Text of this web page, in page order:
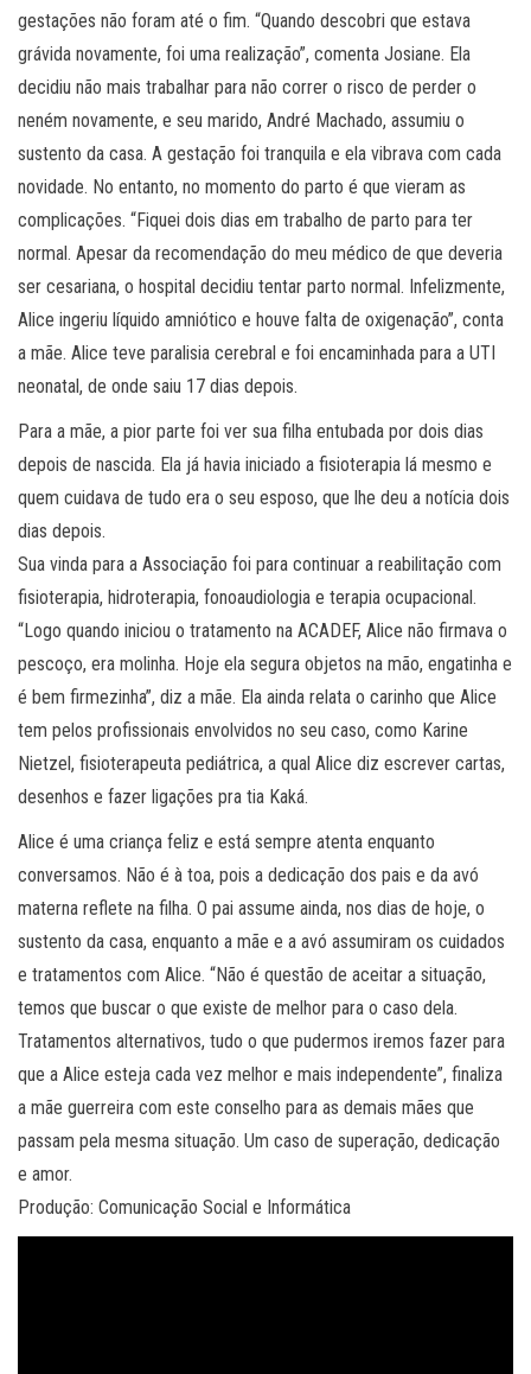
gestações não foram até o fim. “Quando descobri que estava
grávida novamente, foi uma realização”, comenta Josiane. Ela
decidiu não mais trabalhar para não correr o risco de perder o
neném novamente, e seu marido, André Machado, assumiu o
sustento da casa. A gestação foi tranquila e ela vibrava com cada
novidade. No entanto, no momento do parto é que vieram as
complicações. “Fiquei dois dias em trabalho de parto para ter
normal. Apesar da recomendação do meu médico de que deveria
ser cesariana, o hospital decidiu tentar parto normal. Infelizmente,
Alice ingeriu líquido amniótico e houve falta de oxigenação”, conta
a mãe. Alice teve paralisia cerebral e foi encaminhada para a UTI
neonatal, de onde saiu 17 dias depois.
Para a mãe, a pior parte foi ver sua filha entubada por dois dias
depois de nascida. Ela já havia iniciado a fisioterapia lá mesmo e
quem cuidava de tudo era o seu esposo, que lhe deu a notícia dois
dias depois.
Sua vinda para a Associação foi para continuar a reabilitação com
fisioterapia, hidroterapia, fonoaudiologia e terapia ocupacional.
“Logo quando iniciou o tratamento na ACADEF, Alice não firmava o
pescoço, era molinha. Hoje ela segura objetos na mão, engatinha e
é bem firmezinha”, diz a mãe. Ela ainda relata o carinho que Alice
tem pelos profissionais envolvidos no seu caso, como Karine
Nietzel, fisioterapeuta pediátrica, a qual Alice diz escrever cartas,
desenhos e fazer ligações pra tia Kaká.
Alice é uma criança feliz e está sempre atenta enquanto
conversamos. Não é à toa, pois a dedicação dos pais e da avó
materna reflete na filha. O pai assume ainda, nos dias de hoje, o
sustento da casa, enquanto a mãe e a avó assumiram os cuidados
e tratamentos com Alice. “Não é questão de aceitar a situação,
temos que buscar o que existe de melhor para o caso dela.
Tratamentos alternativos, tudo o que pudermos iremos fazer para
que a Alice esteja cada vez melhor e mais independente”, finaliza
a mãe guerreira com este conselho para as demais mães que
passam pela mesma situação. Um caso de superação, dedicação
e amor.
Produção: Comunicação Social e Informática